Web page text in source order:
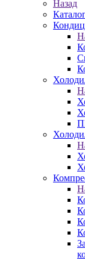
Назад